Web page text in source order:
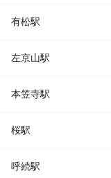
有松駅
左京山駅
本笠寺駅
桜駅
呼続駅